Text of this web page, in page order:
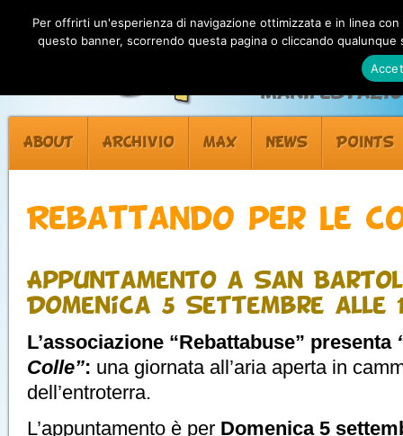
ABOUT ARCHIVIO MAX NEWS POINTS
Rebattando per le
Appuntamento a San
Domenica 5 Settembre alle
L’associazione “Rebattabuse” presenta
Colle”: una giornata all’aria aperta in
dell’entroterra.
L’appuntamento è per Domenica 5
Per offrirti un'esperienza di navigazione ottimizzata e in linea
questo banner, scorrendo questa pagina o cliccando